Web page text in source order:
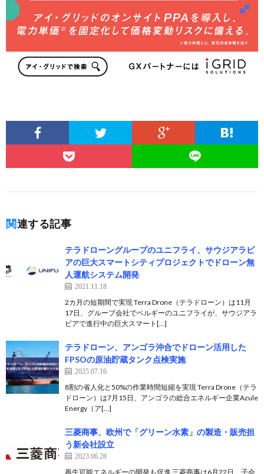
関連する記事
テラドローングループのユニフライ、サウジアラビ
アの巨大スマートシティプロジェクトでドローン無
人運航システム開発
2021.11.18
2カ月の短期間で実現 Terra Drone（テラドローン）は11月
17日、グループ会社でベルギーのユニフライが、サウジアラ
ビアで進行中の巨大スマート[…]
テラドローン、アンゴラ沖合でドローン活用した
FPSOの原油貯蔵タンク点検実施
2025.07.16
8割の省人化と50%の作業時間短縮を実現 Terra Drone（テラ
ドローン）は7月15日、アンゴラの総合エネルギー企業Azule
Energy（ア[…]
三菱商事、欧州で「グリーン水素」の製造・販売担
う新会社設立
2023.06.28
再生可能エネルギーの開発も促進 三菱商事は6月22日、子会